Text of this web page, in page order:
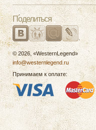
Поделиться
© 2026, «WesternLegend»
info@westernlegend.ru
Принимаем к оплате: